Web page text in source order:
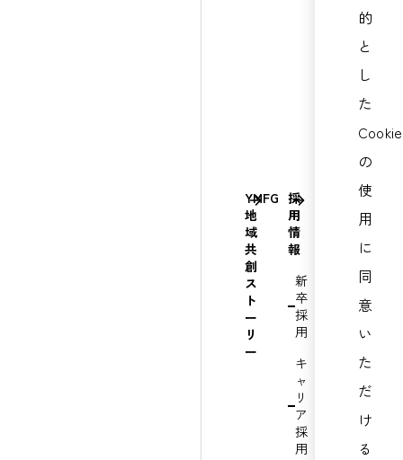
的
と
し
た
Cookie
の
使
用
に
同
意
い
た
だ
け
る
YMFG
地
域
共
創
ス
ト
ー
リ
ー
採
用
情
報
新
卒
採
用
キ
ャ
リ
ア
採
用